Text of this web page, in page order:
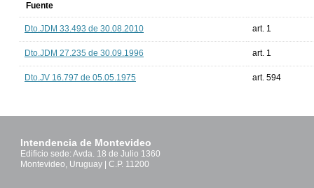
Fuente
Dto.JDM 33.493 de 30.08.2010 art. 1
Dto.JDM 27.235 de 30.09.1996 art. 1
Dto.JV 16.797 de 05.05.1975 art. 594
Intendencia de Montevideo
Edificio sede: Avda. 18 de Julio 1360
Montevideo, Uruguay | C.P. 11200